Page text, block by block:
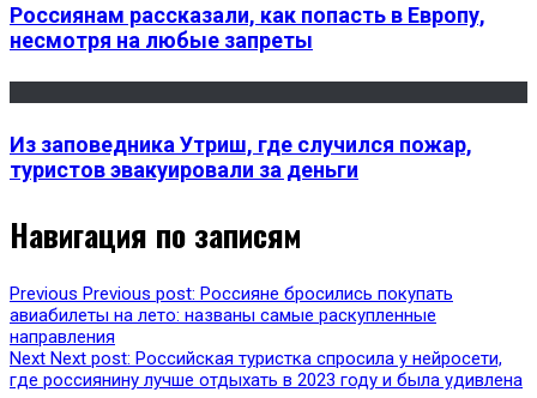
Россиянам рассказали, как попасть в Европу,
несмотря на любые запреты
Из заповедника Утриш, где случился пожар,
туристов эвакуировали за деньги
Навигация по записям
Previous Previous post: Россияне бросились покупать
авиабилеты на лето: названы самые раскупленные
направления
Next Next post: Российская туристка спросила у нейросети,
где россиянину лучше отдыхать в 2023 году и была удивлена